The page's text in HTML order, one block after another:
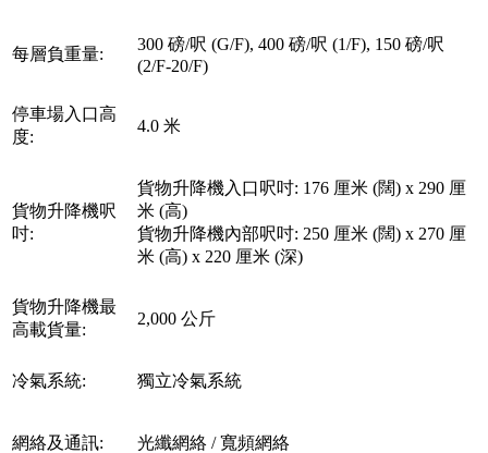
每層負重量:
300 磅/呎 (G/F), 400 磅/呎 (1/F), 150 磅/呎
(2/F-20/F)
停車場入口高
度:
4.0 米
貨物升降機呎
吋:
貨物升降機入口呎吋: 176 厘米 (闊) x 290 厘
米 (高)
貨物升降機內部呎吋: 250 厘米 (闊) x 270 厘
米 (高) x 220 厘米 (深)
貨物升降機最
高載貨量:
2,000 公斤
冷氣系統: 獨立冷氣系統
網絡及通訊: 光纖網絡 / 寬頻網絡